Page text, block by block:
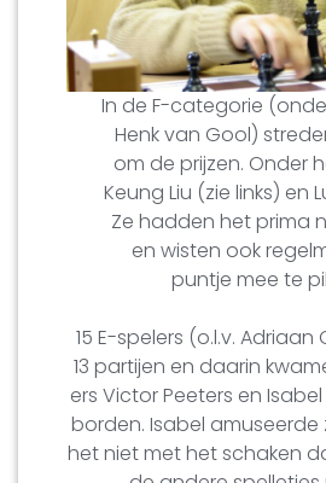
In de F-categorie
Henk van Gool)
om de prijzen. Onder
Keung Liu (zie links) en
Ze hadden het prima
en wisten ook
puntje mee te
15 E-spelers (o.l.v.
13 partijen en daarin
ers Victor Peeters en
borden. Isabel amuseerde
het niet met het schaken